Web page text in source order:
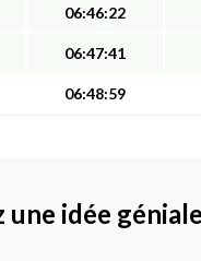
06:46:22
06:47:41
06:48:59
une idée